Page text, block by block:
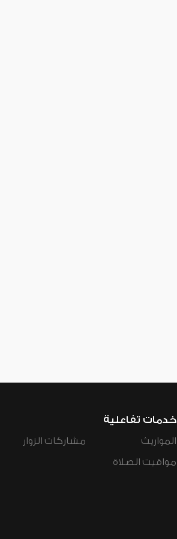
خدمات تفاعلية
المواريث
مواقيت الصلاة
مشاركات الزوار